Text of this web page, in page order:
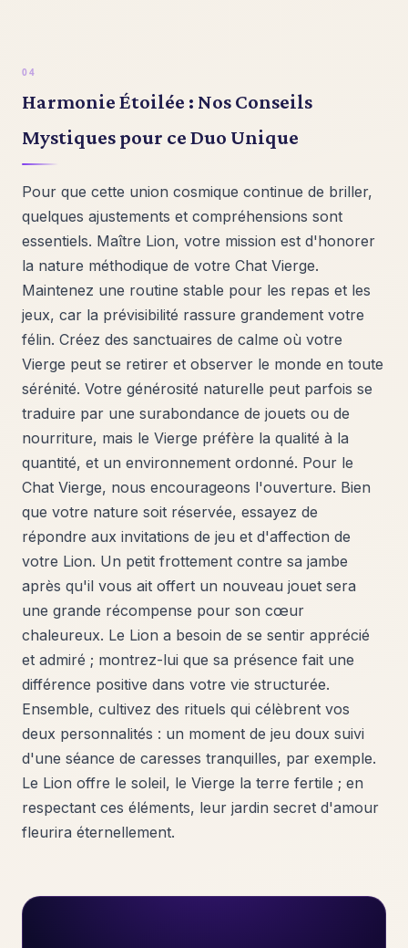
Harmonie Étoilée : Nos Conseils
Mystiques pour ce Duo Unique
Pour que cette union cosmique continue de briller,
quelques ajustements et compréhensions sont
essentiels. Maître Lion, votre mission est d'honorer
la nature méthodique de votre Chat Vierge.
Maintenez une routine stable pour les repas et les
jeux, car la prévisibilité rassure grandement votre
félin. Créez des sanctuaires de calme où votre
Vierge peut se retirer et observer le monde en toute
sérénité. Votre générosité naturelle peut parfois se
traduire par une surabondance de jouets ou de
nourriture, mais le Vierge préfère la qualité à la
quantité, et un environnement ordonné. Pour le
Chat Vierge, nous encourageons l'ouverture. Bien
que votre nature soit réservée, essayez de
répondre aux invitations de jeu et d'affection de
votre Lion. Un petit frottement contre sa jambe
après qu'il vous ait offert un nouveau jouet sera
une grande récompense pour son cœur
chaleureux. Le Lion a besoin de se sentir apprécié
et admiré ; montrez-lui que sa présence fait une
différence positive dans votre vie structurée.
Ensemble, cultivez des rituels qui célèbrent vos
deux personnalités : un moment de jeu doux suivi
d'une séance de caresses tranquilles, par exemple.
Le Lion offre le soleil, le Vierge la terre fertile ; en
respectant ces éléments, leur jardin secret d'amour
fleurira éternellement.